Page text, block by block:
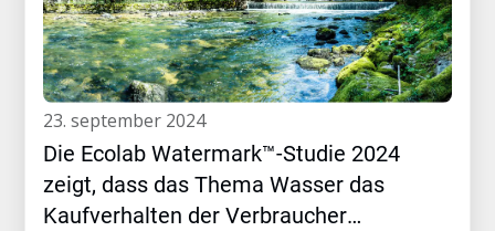
23. september 2024
Die Ecolab Watermark™-Studie 2024
zeigt, dass das Thema Wasser das
Kaufverhalten der Verbraucher